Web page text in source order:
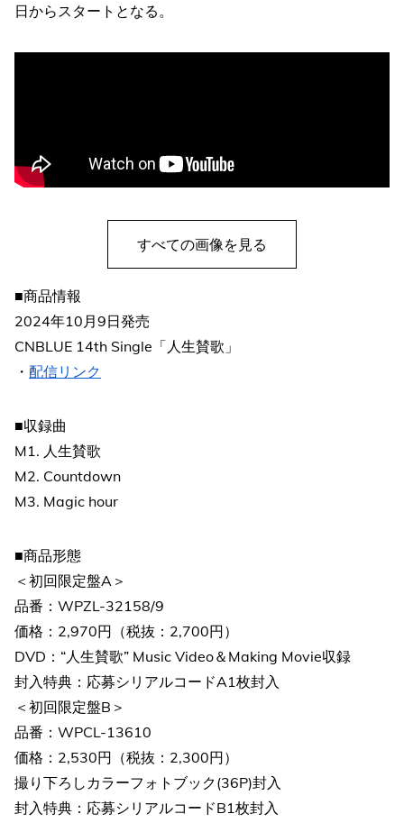
日からスタートとなる。
すべての画像を見る
■商品情報
2024年10月9日発売
CNBLUE 14th Single「人生賛歌」
・ 配信リンク
■収録曲
M1. 人生賛歌
M2. Countdown
M3. Magic hour
■商品形態
＜初回限定盤A＞
品番：WPZL-32158/9
価格：2,970円（税抜：2,700円）
DVD：“人生賛歌” Music Video＆Making Movie収録
封入特典：応募シリアルコードA1枚封入
＜初回限定盤B＞
品番：WPCL-13610
価格：2,530円（税抜：2,300円）
撮り下ろしカラーフォトブック(36P)封入
封入特典：応募シリアルコードB1枚封入